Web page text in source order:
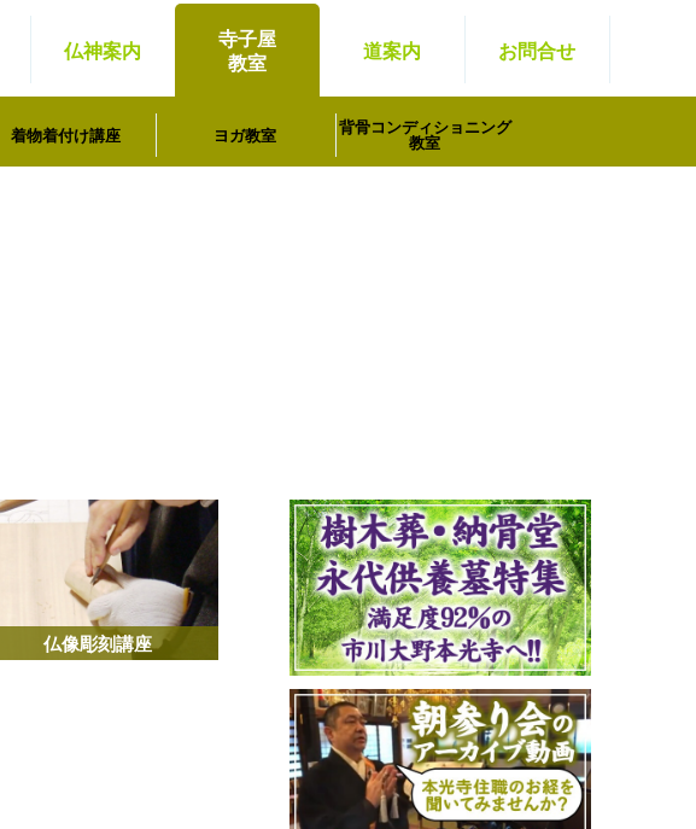
仏神案内
寺子屋
教室
道案内 お問合せ
着物着付け講座 ヨガ教室
背骨コンディショニング
教室
仏像彫刻講座